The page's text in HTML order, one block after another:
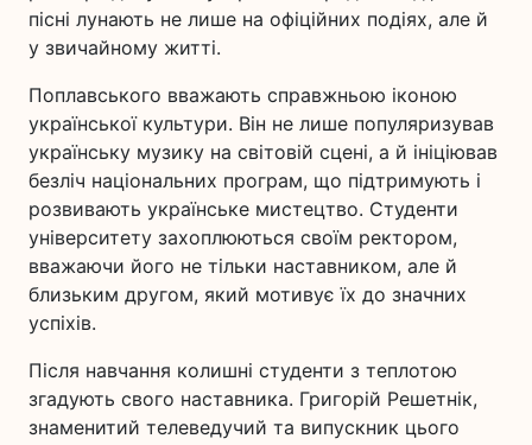
пісні лунають не лише на офіційних подіях, але й
у звичайному житті.
Поплавського вважають справжньою іконою
української культури. Він не лише популяризував
українську музику на світовій сцені, а й ініціював
безліч національних програм, що підтримують і
розвивають українське мистецтво. Студенти
університету захоплюються своїм ректором,
вважаючи його не тільки наставником, але й
близьким другом, який мотивує їх до значних
успіхів.
Після навчання колишні студенти з теплотою
згадують свого наставника. Григорій Решетнік,
знаменитий телеведучий та випускник цього